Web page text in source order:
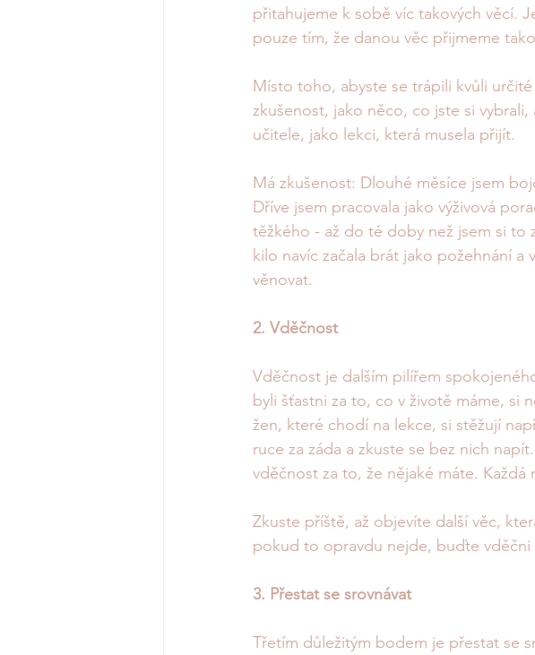
přitahujeme k sobě víc takových věcí.
pouze tím, že danou věc přijmeme
Místo toho, abyste se trápili kvůli
zkušenost, jako něco, co jste si
učitele, jako lekci, která musela přijít.
Má zkušenost: Dlouhé měsíce jsem
Dříve jsem pracovala jako výživová
těžkého - až do té doby než jsem si to
kilo navíc začala brát jako požehnání
věnovat.
2. Vděčnost
Vděčnost je dalším pilířem
byli šťastni za to, co v životě máme, si
žen, které chodí na lekce, si stěžují
ruce za záda a zkuste se bez nich
vděčnost za to, že nějaké máte. Každá
Zkuste příště, až objevíte další věc,
pokud to opravdu nejde, buďte vděčni
3. Přestat se srovnávat
Třetím důležitým bodem je přestat se